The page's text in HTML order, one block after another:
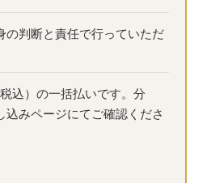
の判断と責任で行っていただ
込）の一括払いです。分
込みページにてご確認くださ